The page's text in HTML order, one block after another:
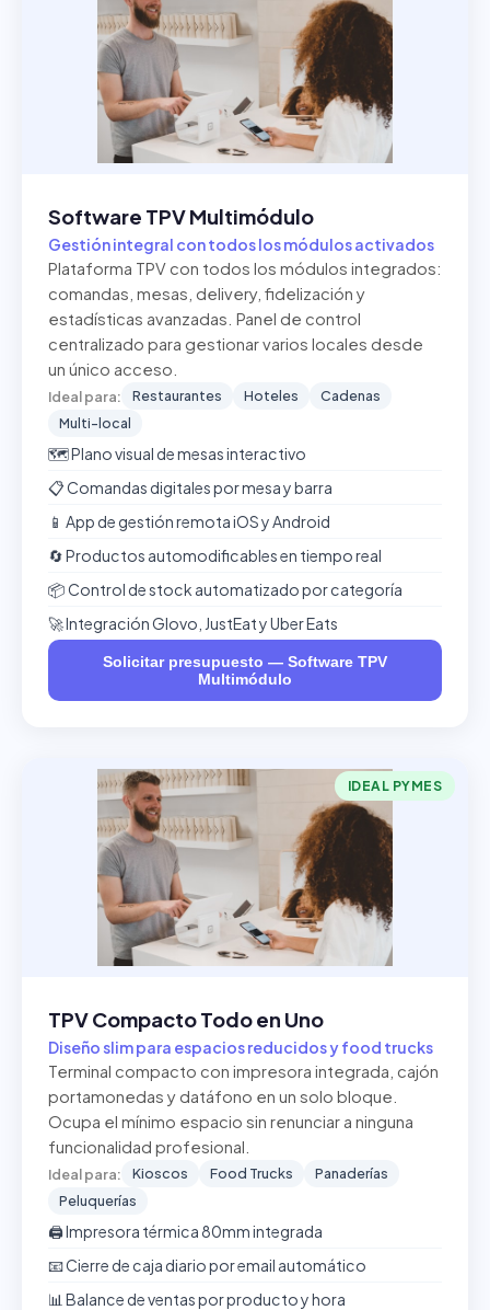
Software TPV Multimódulo
Gestión integral con todos los módulos activados
Plataforma TPV con todos los módulos integrados:
comandas, mesas, delivery, fidelización y
estadísticas avanzadas. Panel de control
centralizado para gestionar varios locales desde
un único acceso.
Ideal para: Restaurantes Hoteles
Cadenas
Multi-local
🗺️ Plano visual de mesas interactivo
📋 Comandas digitales por mesa y barra
📱 App de gestión remota iOS y Android
🔄 Productos automodificables en tiempo real
📦 Control de stock automatizado por categoría
🚀 Integración Glovo, JustEat y Uber Eats
Solicitar presupuesto — Software TPV
Multimódulo
IDEAL PYMES
TPV Compacto Todo en Uno
Diseño slim para espacios reducidos y food trucks
Terminal compacto con impresora integrada, cajón
portamonedas y datáfono en un solo bloque.
Ocupa el mínimo espacio sin renunciar a ninguna
funcionalidad profesional.
Ideal para: Kioscos Food Trucks
Panaderías
Peluquerías
🖨️ Impresora térmica 80mm integrada
📧 Cierre de caja diario por email automático
📊 Balance de ventas por producto y hora